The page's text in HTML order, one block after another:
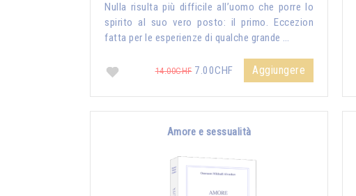
Nulla risulta più difficile all’uomo che porre lo
spirito al suo vero posto: il primo. Eccezion
fatta per le esperienze di qualche grande …
14.00CHF7.00CHF Aggiungere
Amore e sessualità